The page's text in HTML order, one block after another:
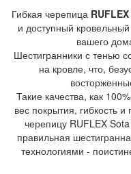
Гибкая черепица
и доступный
вашего
Шестигранники с тенью
на кровле, что,
Такие качества, как
вес покрытия, гибкость
черепицу RUFLEX
правильная
технологиями -